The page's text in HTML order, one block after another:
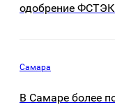
одобрение ФСТЭК
Самара
В Самаре более